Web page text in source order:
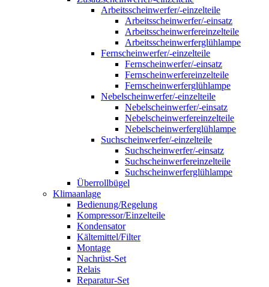
Arbeitsscheinwerfer/-einzelteile
Arbeitsscheinwerfer/-einsatz
Arbeitsscheinwerfereinzelteile
Arbeitsscheinwerferglühlampe
Fernscheinwerfer/-einzelteile
Fernscheinwerfer/-einsatz
Fernscheinwerfereinzelteile
Fernscheinwerferglühlampe
Nebelscheinwerfer/-einzelteile
Nebelscheinwerfer/-einsatz
Nebelscheinwerfereinzelteile
Nebelscheinwerferglühlampe
Suchscheinwerfer/-einzelteile
Suchscheinwerfer/-einsatz
Suchscheinwerfereinzelteile
Suchscheinwerferglühlampe
Überrollbügel
Klimaanlage
Bedienung/Regelung
Kompressor/Einzelteile
Kondensator
Kältemittel/Filter
Montage
Nachrüst-Set
Relais
Reparatur-Set